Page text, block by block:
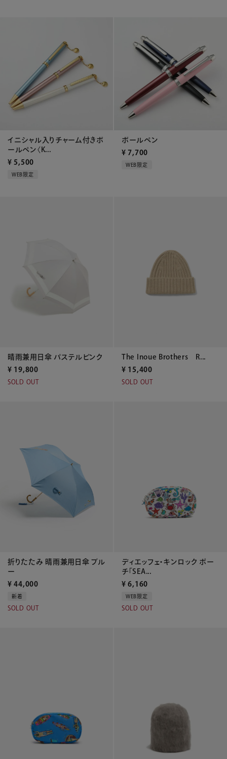
イニシャル入りチャーム付きボ
ールペン〈K...
¥ 5,500
WEB限定
ボールペン
¥ 7,700
WEB限定
晴雨兼用日傘 パステルピンク
¥ 19,800
SOLD OUT
The Inoue Brothers R...
¥ 15,400
SOLD OUT
折りたたみ 晴雨兼用日傘 ブル
ー
¥ 44,000
新着
SOLD OUT
ディエッフェ・キンロック ポー
チ「SEA...
¥ 6,160
WEB限定
SOLD OUT